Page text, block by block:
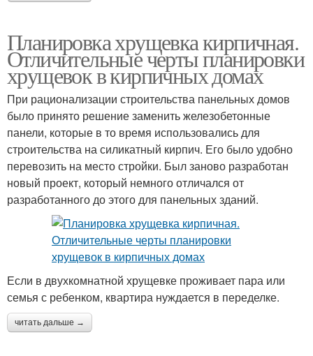
Планировка хрущевка кирпичная.
Отличительные черты планировки
хрущевок в кирпичных домах
При рационализации строительства панельных домов
было принято решение заменить железобетонные
панели, которые в то время использовались для
строительства на силикатный кирпич. Его было удобно
перевозить на место стройки. Был заново разработан
новый проект, который немного отличался от
разработанного до этого для панельных зданий.
Если в двухкомнатной хрущевке проживает пара или
семья с ребенком, квартира нуждается в переделке.
читать дальше →